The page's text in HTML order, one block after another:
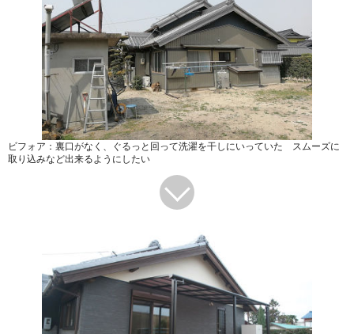
ビフォア：裏口がなく、ぐるっと回って洗濯を干しにいっていた スムーズに
取り込みなど出来るようにしたい